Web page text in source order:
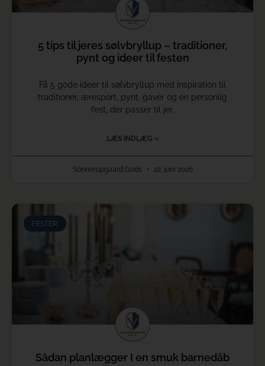
5 tips til jeres sølvbryllup – traditioner,
pynt og ideer til festen
Få 5 gode ideer til sølvbryllup med inspiration til
traditioner, æresport, pynt, gaver og en personlig
fest, der passer til jer.
LÆS INDLÆG »
Sonnerupgaard Gods 22. juni 2026
FESTER
Sådan planlægger I en smuk barnedåb